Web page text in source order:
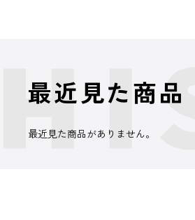
最近見た商品
最近見た商品がありません。